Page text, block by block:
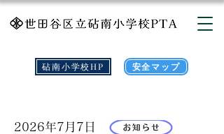
砧南小学校HP 安全マップ
お知らせ
2026年7月7日